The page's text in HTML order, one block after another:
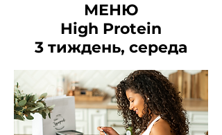
МЕНЮ
High Protein
3 тиждень, середа